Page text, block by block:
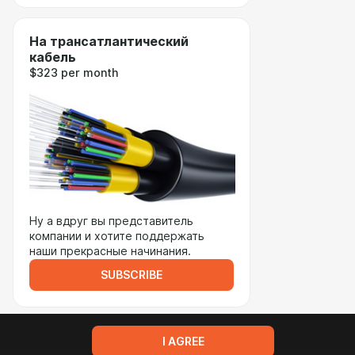
На трансатлантический
кабель
$323 per month
Ну а вдруг вы представитель
компании и хотите поддержать
наши прекрасные начинания.
SUBSCRIBE
I AGREE